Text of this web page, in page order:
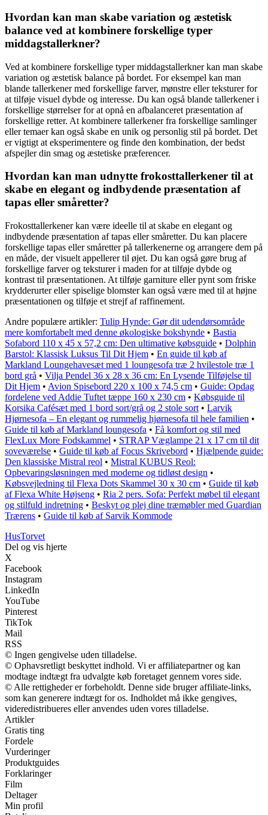
Hvordan kan man skabe variation og æstetisk
balance ved at kombinere forskellige typer
middagstallerkner?
Ved at kombinere forskellige typer middagstallerkner kan man skabe
variation og æstetisk balance på bordet. For eksempel kan man
blande tallerkener med forskellige farver, mønstre eller teksturer for
at tilføje visuel dybde og interesse. Du kan også blande tallerkener i
forskellige størrelser for at opnå en afbalanceret præsentation af
forskellige retter. At kombinere tallerkener fra forskellige samlinger
eller temaer kan også skabe en unik og personlig stil på bordet. Det
er vigtigt at eksperimentere og finde den kombination, der bedst
afspejler din smag og æstetiske præferencer.
Hvordan kan man udnytte frokosttallerkener til at
skabe en elegant og indbydende præsentation af
tapas eller småretter?
Frokosttallerkener kan være ideelle til at skabe en elegant og
indbydende præsentation af tapas eller småretter. Du kan placere
forskellige tapas eller småretter på tallerkenerne og arrangere dem på
en måde, der visuelt appellerer til øjet. Du kan også gøre brug af
forskellige farver og teksturer i maden for at tilføje dybde og
kontrast til præsentationen. At tilføje garniture eller pynt som friske
krydderurter eller spiselige blomster kan også være med til at højne
præsentationen og tilføje et strejf af raffinement.
Andre populære artikler: Tulip Hynde: Gør dit udendørsområde
mere komfortabelt med denne økologiske bokshynde • Bastia
Sofabord 110 x 45 x 57,2 cm: Den ultimative købsguide • Dolphin
Barstol: Klassisk Luksus Til Dit Hjem • En guide til køb af
Markland Loungehavesæt med 1 loungesofa træ 2 hvilestole træ 1
bord grå • Vilja Pendel 36 x 28 x 36 cm: En Lysende Tilføjelse til
Dit Hjem • Avion Spisebord 220 x 100 x 74,5 cm • Guide: Opdag
fordelene ved Addie Tuftet tæppe 160 x 230 cm • Købsguide til
Korsika Cafésæt med 1 bord sort/grå og 2 stole sort • Larvik
Hjørnesofa – En elegant og rummelig hjørnesofa til hele familien •
Guide til køb af Markland loungesofa • Få komfort og stil med
FlexLux More Fodskammel • STRAP Væglampe 21 x 17 cm til dit
soveværelse • Guide til køb af Focus Skrivebord • Hjælpende guide:
Den klassiske Mistral reol • Mistral KUBUS Reol:
Opbevaringsløsningen med moderne og tidløst design •
Købsvejledning til Flexa Dots Skammel 30 x 30 cm • Guide til køb
af Flexa White Højseng • Ria 2 pers. Sofa: Perfekt møbel til elegant
og stilfuld indretning • Beskyt og plej dine træmøbler med Guardian
Trærens • Guide til køb af Sarvik Kommode
HusTorvet
Del og vis hjerte
X
Facebook
Instagram
LinkedIn
YouTube
Pinterest
TikTok
Mail
RSS
© Ingen gengivelse uden tilladelse.
© Ophavsretligt beskyttet indhold. Vi er affiliatepartner og kan
modtage indtægt fra udvalgte køb foretaget gennem vores side.
© Alle rettigheder er forbeholdt. Denne side bruger affiliate-links,
som kan generere indtægt for os. Indholdet må ikke gengives,
videredistribueres eller anvendes uden vores tilladelse.
Artikler
Gratis ting
Fordele
Vurderinger
Produktguides
Forklaringer
Film
Deltager
Min profil